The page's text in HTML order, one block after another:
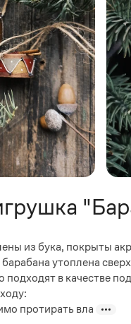
из бука, покрыты
утоплена
в качестве
протирать вла